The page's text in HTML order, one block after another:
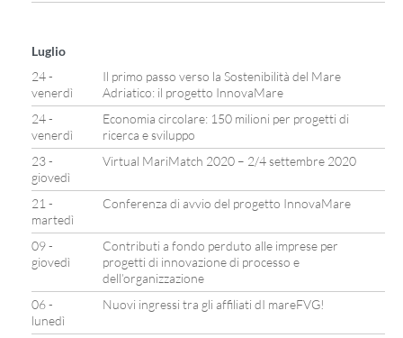
Luglio
24 -
venerdì
Il primo passo verso la Sostenibilità del Mare
Adriatico: il progetto InnovaMare
24 -
venerdì
Economia circolare: 150 milioni per progetti di
ricerca e sviluppo
23 -
giovedì
Virtual MariMatch 2020 – 2/4 settembre 2020
21 -
martedì
Conferenza di avvio del progetto InnovaMare
09 -
giovedì
Contributi a fondo perduto alle imprese per
progetti di innovazione di processo e
dell’organizzazione
06 -
lunedì
Nuovi ingressi tra gli affiliati dI mareFVG!